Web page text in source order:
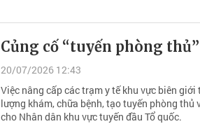
Củng cố “tuyến phòng
20/07/2026 12:43
Việc nâng cấp các trạm y tế khu vực biên
lượng khám, chữa bệnh, tạo tuyến phòng
cho Nhân dân khu vực tuyến đầu Tổ quốc.